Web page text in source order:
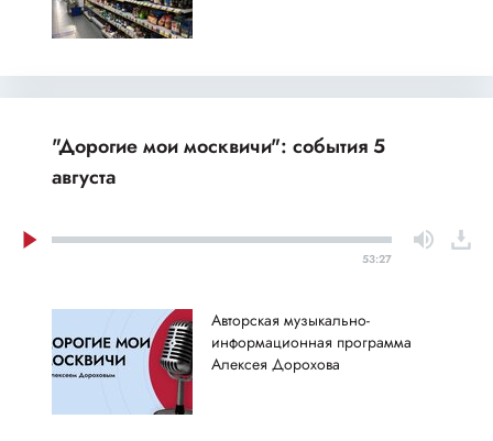
"Дорогие мои москвичи": события 5
августа
53:27
Авторская музыкально-
информационная программа
Алексея Дорохова